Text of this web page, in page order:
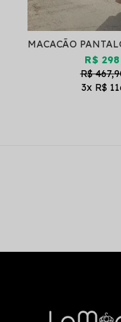
R$
R$
3x R$